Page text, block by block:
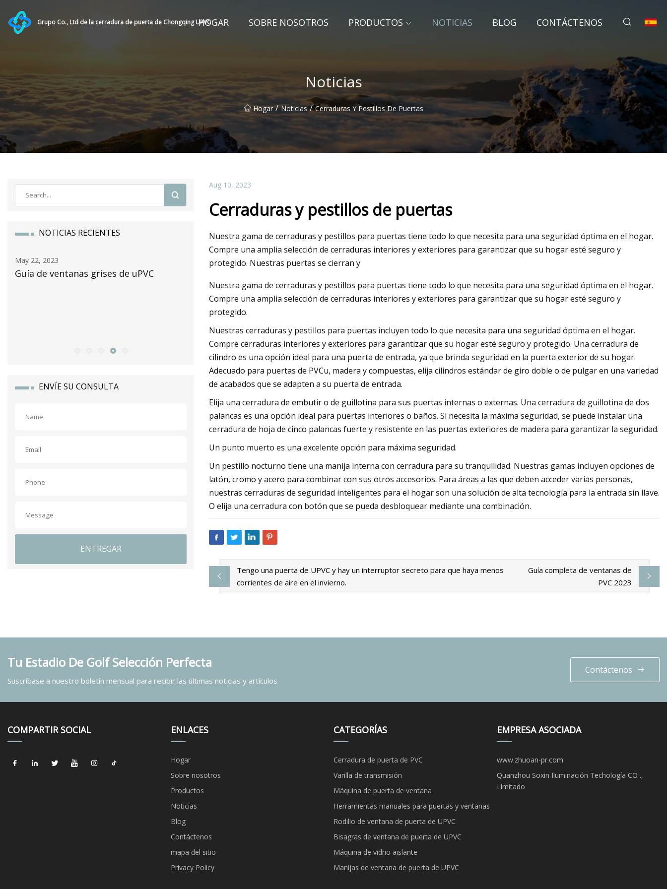
Grupo Co., Ltd de la cerradura de puerta de Chongqing UPVCHOGAR SOBRE NOSOTROS PRODUCTOS NOTICIAS BLOG CONTÁCTENOS
Noticias
Hogar / Noticias / Cerraduras Y Pestillos De Puertas
NOTICIAS RECIENTES
May 22, 2023
Guía de ventanas grises de uPVC
May 24, 2023
alcanzará los 59.300 millones de dólares
a nivel mundial para 2032 con una tasa
compuesta anual del 4,6%: Allied
Market Research
May 16, 2023
ENVÍE SU CONSULTA
ENTREGAR
Aug 10, 2023
Cerraduras y pestillos de puertas
Nuestra gama de cerraduras y pestillos para puertas tiene todo lo que necesita para una seguridad óptima en el hogar.
Compre una amplia selección de cerraduras interiores y exteriores para garantizar que su hogar esté seguro y
protegido. Nuestras puertas se cierran y
Nuestra gama de cerraduras y pestillos para puertas tiene todo lo que necesita para una seguridad óptima en el hogar.
Compre una amplia selección de cerraduras interiores y exteriores para garantizar que su hogar esté seguro y
protegido.
Nuestras cerraduras y pestillos para puertas incluyen todo lo que necesita para una seguridad óptima en el hogar.
Compre cerraduras interiores y exteriores para garantizar que su hogar esté seguro y protegido. Una cerradura de
cilindro es una opción ideal para una puerta de entrada, ya que brinda seguridad en la puerta exterior de su hogar.
Adecuado para puertas de PVCu, madera y compuestas, elija cilindros estándar de giro doble o de pulgar en una variedad
de acabados que se adapten a su puerta de entrada.
Elija una cerradura de embutir o de guillotina para sus puertas internas o externas. Una cerradura de guillotina de dos
palancas es una opción ideal para puertas interiores o baños. Si necesita la máxima seguridad, se puede instalar una
cerradura de hoja de cinco palancas fuerte y resistente en las puertas exteriores de madera para garantizar la seguridad.
Un punto muerto es una excelente opción para máxima seguridad.
Un pestillo nocturno tiene una manija interna con cerradura para su tranquilidad. Nuestras gamas incluyen opciones de
latón, cromo y acero para combinar con sus otros accesorios. Para áreas a las que deben acceder varias personas,
nuestras cerraduras de seguridad inteligentes para el hogar son una solución de alta tecnología para la entrada sin llave.
O elija una cerradura con botón que se pueda desbloquear mediante una combinación.
Tengo una puerta de UPVC y hay un interruptor secreto para que haya menos
corrientes de aire en el invierno.
Guía completa de ventanas de
PVC 2023
Tu Estadio De Golf Selección Perfecta
Suscríbase a nuestro boletín mensual para recibir las últimas noticias y artículos
Contáctenos
COMPARTIR SOCIAL ENLACES
Hogar
Sobre nosotros
Productos
Noticias
Blog
Contáctenos
mapa del sitio
Privacy Policy
CATEGORÍAS
Cerradura de puerta de PVC
Varilla de transmisión
Máquina de puerta de ventana
Herramientas manuales para puertas y ventanas
Rodillo de ventana de puerta de UPVC
Bisagras de ventana de puerta de UPVC
Máquina de vidrio aislante
Manijas de ventana de puerta de UPVC
EMPRESA ASOCIADA
www.zhuoan-pr.com
Quanzhou Soxin Iluminación Techología CO .,
Limitado